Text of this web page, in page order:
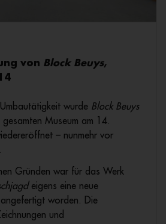
von Block Beuys,
wurde Block Beuys
Museum am 14.
– nunmehr vor
Gründen war für das Werk
eigens eine neue
worden. Die
und